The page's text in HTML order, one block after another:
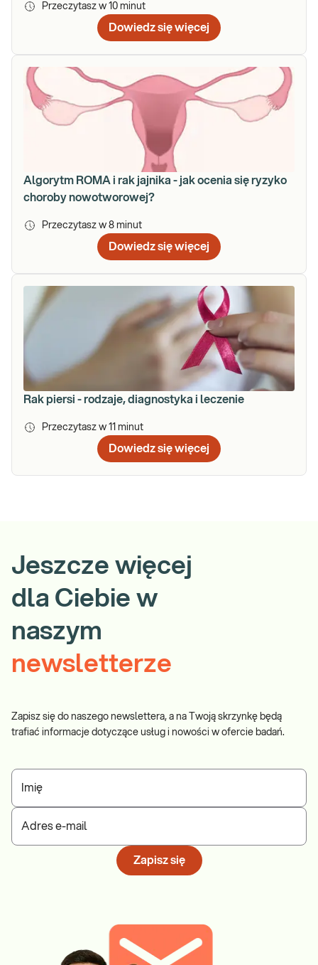
Przeczytasz w 10 minut
Dowiedz się więcej
Algorytm ROMA i rak jajnika - jak ocenia się ryzyko
choroby nowotworowej?
Przeczytasz w 8 minut
Dowiedz się więcej
Rak piersi - rodzaje, diagnostyka i leczenie
Przeczytasz w 11 minut
Dowiedz się więcej
Jeszcze więcej
dla Ciebie w
naszym
newsletterze
Zapisz się do naszego newslettera, a na Twoją skrzynkę będą
trafiać informacje dotyczące usług i nowości w ofercie badań.
Imię
Adres e-mail
Zapisz się